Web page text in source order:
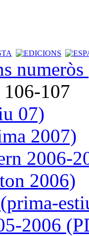
107
07)
2007)
2006-
2006)
2006